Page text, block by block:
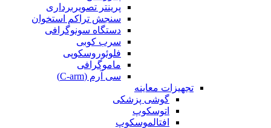
پرینتر تصویربرداری
سنجش تراکم استخوان
دستگاه سونوگرافی
سرب کوبی
فلوئوروسکوپی
ماموگرافی
سی آرم (C-arm)
تجهیزات معاینه
گوشی پزشکی
اتوسکوپ
افتالموسکوپ